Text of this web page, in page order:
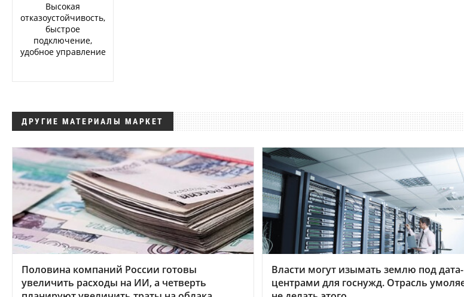
Высокая
отказоустойчивость,
быстрое
подключение,
удобное управление
ДРУГИЕ МАТЕРИАЛЫ МАРКЕТ
Половина компаний России готовы
увеличить расходы на ИИ, а четверть
Власти могут изымать землю под дата-
центрами для госнужд. Отрасль